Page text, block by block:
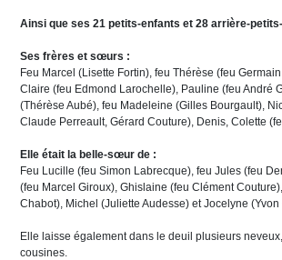
Ainsi que ses 21 petits-enfants et 28 arrière-
Ses frères et sœurs :
Feu Marcel (Lisette Fortin), feu Thérèse (feu
Claire (feu Edmond Larochelle), Pauline (feu André
(Thérèse Aubé), feu Madeleine (Gilles Bourgault),
Claude Perreault, Gérard Couture), Denis, Colette
Elle était la belle-sœur de :
Feu Lucille (feu Simon Labrecque), feu Jules (feu
(feu Marcel Giroux), Ghislaine (feu Clément
Chabot), Michel (Juliette Audesse) et Jocelyne (Yvon
Elle laisse également dans le deuil plusieurs
cousines.